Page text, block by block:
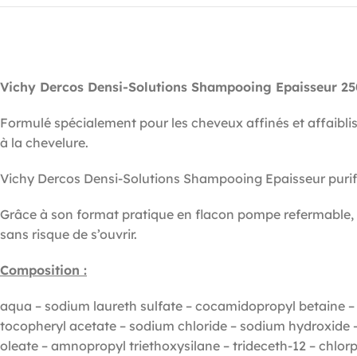
Vichy Dercos Densi-Solutions Shampooing Epaisseur
Formulé spécialement pour les cheveux affinés et
à la chevelure.
Vichy Dercos Densi-Solutions Shampooing Epaisseur
Grâce à son format pratique en flacon pompe
sans risque de s’ouvrir.
Composition :
aqua – sodium laureth sulfate – cocamidopropyl betaine
tocopheryl acetate – sodium chloride – sodium
oleate – amnopropyl triethoxysilane – trideceth-12 –